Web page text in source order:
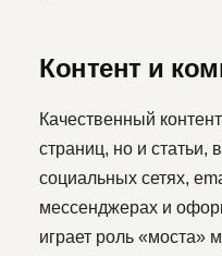
Контент и
Качественный
страниц, но и статьи,
социальных сетях,
мессенджерах и
играет роль «моста»